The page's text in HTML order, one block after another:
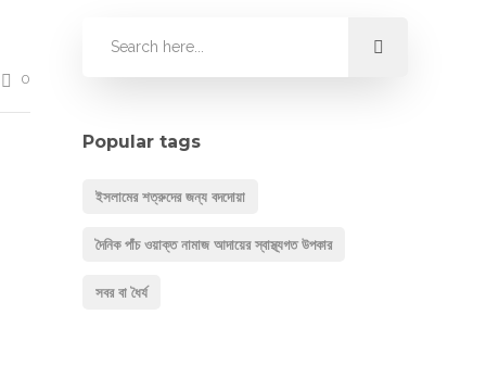
0
Popular tags
ইসলামের শত্রুদের জন্য বদদোয়া
দৈনিক পাঁচ ওয়াক্ত নামাজ আদায়ের স্বাস্থ্যগত উপকার
সবর বা ধৈর্য